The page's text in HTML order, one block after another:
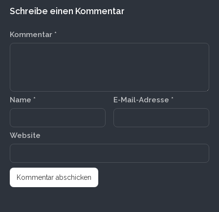
Schreibe einen Kommentar
Kommentar *
Name * E-Mail-Adresse *
Website